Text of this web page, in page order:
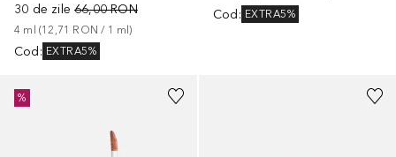
30 de zile 66,00 RON
4 ml (12,71 RON / 1 ml)
Cod : EXTRA5%
Cod : EXTRA5%
%
+17